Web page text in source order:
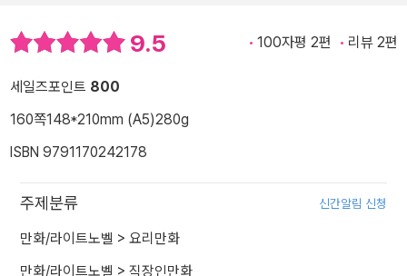
9.5 100자평 2편 리뷰 2편
세일즈포인트 800
160쪽148*210mm (A5)280g
ISBN 9791170242178
주제분류 신간알림 신청
만화/라이트노벨 > 요리만화
만화/라이트노벨 > 직장인만화